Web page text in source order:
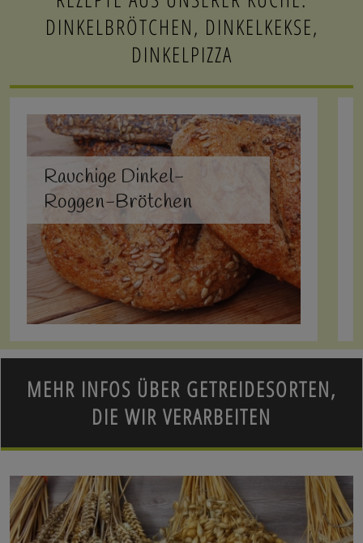
DINKELBRÖTCHEN, DINKELKEKSE,
DINKELPIZZA
Rauchige Dinkel-
Roggen-Brötchen
MEHR INFOS ÜBER GETREIDESORTEN,
DIE WIR VERARBEITEN